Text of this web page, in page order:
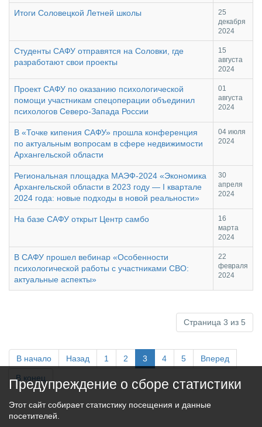
Предупреждение о сборе статистики
Этот сайт собирает статистику посещения и данные
посетителей.
Итоги Соловецкой Летней школы
25
декабря
2024
Студенты САФУ отправятся на Соловки, где
разработают свои проекты
15
августа
2024
Проект САФУ по оказанию психологической
помощи участникам спецоперации объединил
психологов Северо-Запада России
01
августа
2024
В «Точке кипения САФУ» прошла конференция
по актуальным вопросам в сфере недвижимости
Архангельской области
04 июля
2024
Региональная площадка МАЭФ-2024 «Экономика
Архангельской области в 2023 году — I квартале
2024 года: новые подходы в новой реальности»
30
апреля
2024
На базе САФУ открыт Центр самбо
16
марта
2024
В САФУ прошел вебинар «Особенности
психологической работы с участниками СВО:
актуальные аспекты»
22
февраля
2024
Страница 3 из 5
В начало Назад 1 2 3 4 5 Вперед
В конец